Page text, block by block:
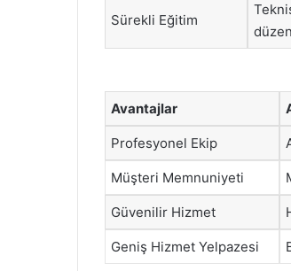
Sürekli Eğitim
Avantajlar
Profesyonel Ekip
Müşteri Memnuniyeti
Güvenilir Hizmet
Geniş Hizmet Yelpazesi